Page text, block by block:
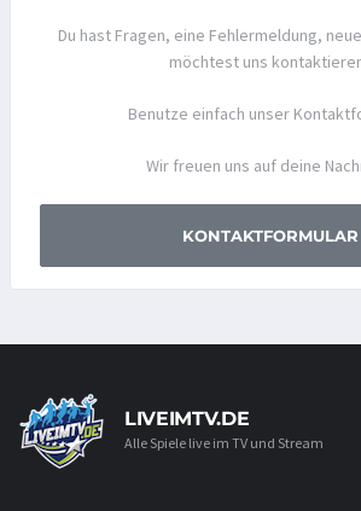
Du hast Fragen, eine Fehlermeldung,
möchtest uns
Benutze einfach unser
Wir freuen uns auf deine
KONTAKTFORMULAR
LIVEIMTV.DE
Alle Spiele live im TV und Stream